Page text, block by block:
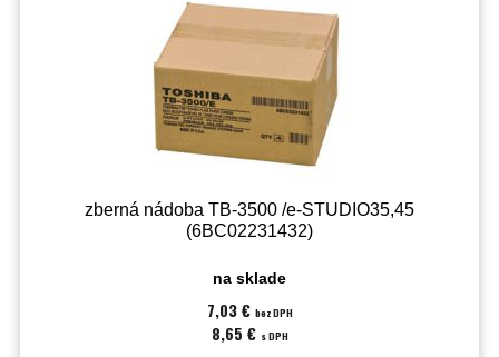
zberná nádoba TB-3500 /e-STUDIO35,45
(6BC02231432)
na sklade
7,03 € bez DPH
8,65 € s DPH